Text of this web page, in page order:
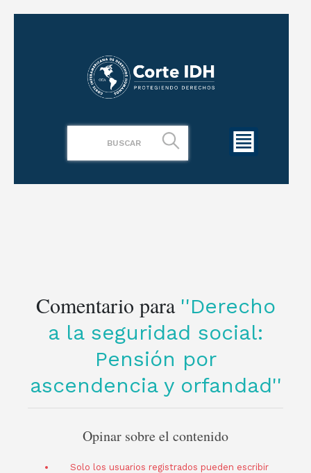
Comentario para
Derecho
a la seguridad social:
Pensión por
ascendencia y orfandad
Opinar sobre el contenido
Solo los usuarios registrados pueden escribir